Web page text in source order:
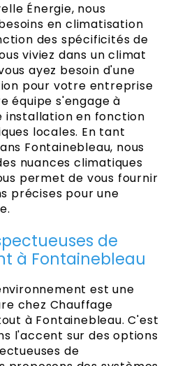
Énergie, nous
en climatisation
des spécificités de
viviez dans un climat
ayez besoin d'une
pour votre entreprise
équipe s'engage à
installation en fonction
locales. En tant
Fontainebleau, nous
nuances climatiques
permet de vous fournir
précises pour une
de
à Fontainebleau
est une
chez Chauffage
à Fontainebleau. C'est
l'accent sur des options
de